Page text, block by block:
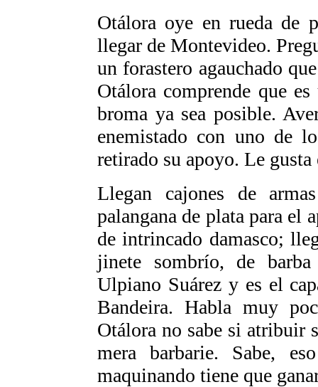
Otálora oye en rueda de
llegar de Montevideo.
un forastero agauchado
Otálora comprende que
broma ya sea posible.
enemistado con uno de
retirado su apoyo. Le gusta
Llegan cajones de
palangana de plata para el
de intrincado damasco;
jinete sombrío, de
Ulpiano Suárez y es el
Bandeira. Habla muy
Otálora no sabe si atribuir
mera barbarie. Sabe,
maquinando tiene que